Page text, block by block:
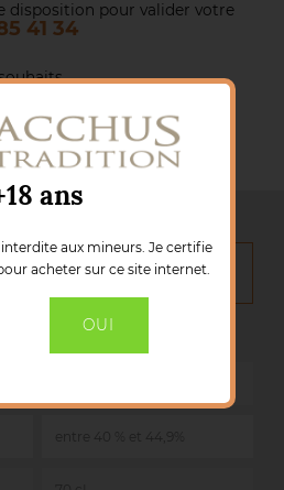
disposition pour valider votre
41 34
DU PRODUIT
ans
interdite aux mineurs. Je certifie
acheter sur ce site internet.
OUI